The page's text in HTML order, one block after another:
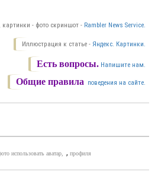
картинки - фото скриншот - Rambler News Service.
Иллюстрация к статье - Яндекс. Картинки.
Есть вопросы. Напишите нам.
Общие правила поведения на сайте.
использовать аватар , профиля